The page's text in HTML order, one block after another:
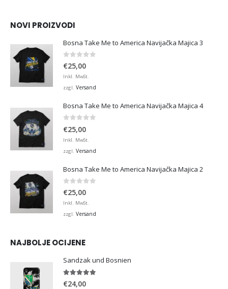
NOVI PROIZVODI
Bosna Take Me to America Navijačka Majica 3
0 von 5
€25,00
Inkl. MwSt.
zzgl. Versand
Bosna Take Me to America Navijačka Majica 4
€25,00
Inkl. MwSt.
zzgl. Versand
Bosna Take Me to America Navijačka Majica 2
0 von 5
€25,00
Inkl. MwSt.
zzgl. Versand
NAJBOLJE OCIJENE
Sandzak und Bosnien
€24,00